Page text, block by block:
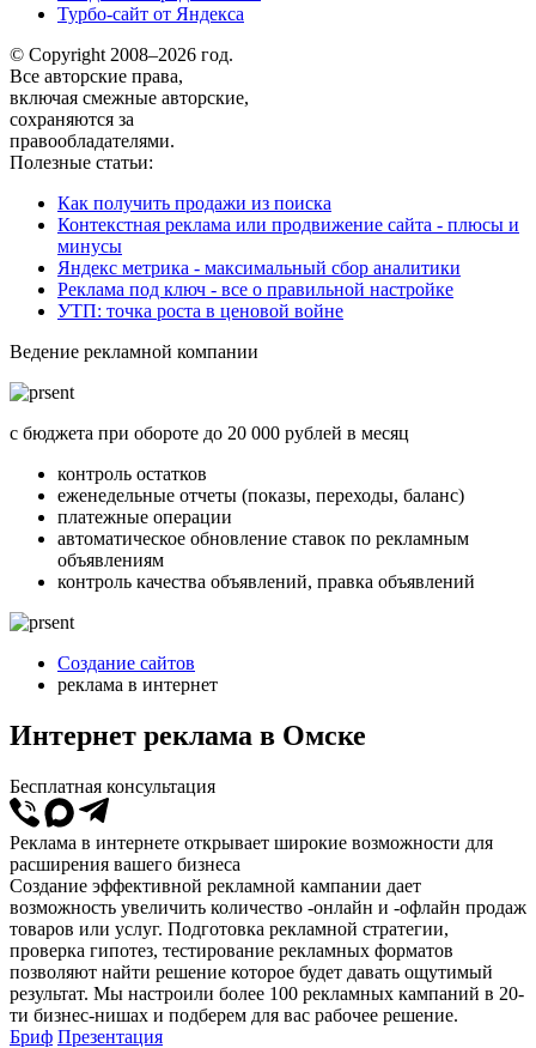
Турбо-сайт от Яндекса
© Copyright 2008–2026 год.
Все авторские права,
включая смежные авторские,
сохраняются за
правообладателями.
Полезные статьи:
Как получить продажи из поиска
Контекстная реклама или продвижение сайта - плюсы и
минусы
Яндекс метрика - максимальный сбор аналитики
Реклама под ключ - все о правильной настройке
УТП: точка роста в ценовой войне
Ведение рекламной компании
с бюджета при обороте до 20 000 рублей в месяц
контроль остатков
еженедельные отчеты (показы, переходы, баланс)
платежные операции
автоматическое обновление ставок по рекламным
объявлениям
контроль качества объявлений, правка объявлений
Создание сайтов
реклама в интернет
Интернет реклама в Омске
Бесплатная консультация
Реклама в интернете открывает широкие возможности для
расширения вашего бизнеса
Создание эффективной рекламной кампании дает
возможность увеличить количество -онлайн и -офлайн продаж
товаров или услуг. Подготовка рекламной стратегии,
проверка гипотез, тестирование рекламных форматов
позволяют найти решение которое будет давать ощутимый
результат. Мы настроили более 100 рекламных кампаний в 20-
ти бизнес-нишах и подберем для вас рабочее решение.
Бриф Презентация